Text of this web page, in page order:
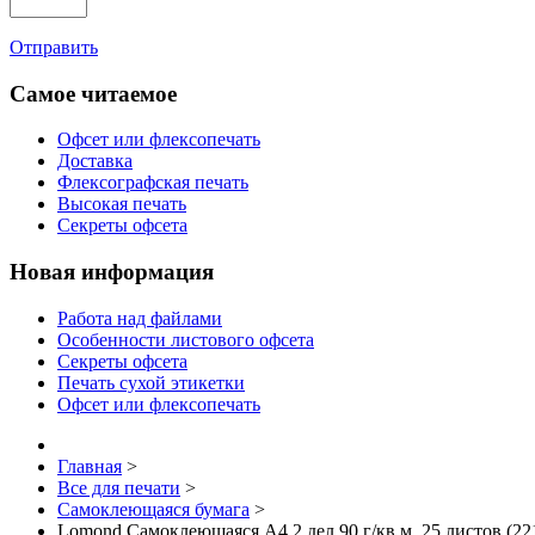
Отправить
Самое читаемое
Офсет или флексопечать
Доставка
Флексографская печать
Высокая печать
Секреты офсета
Новая информация
Работа над файлами
Особенности листового офсета
Секреты офсета
Печать сухой этикетки
Офсет или флексопечать
Главная >
Все для печати >
Самоклеющаяся бумага >
Lomond Самоклеющаяся А4 2 дел 90 г/кв.м. 25 листов